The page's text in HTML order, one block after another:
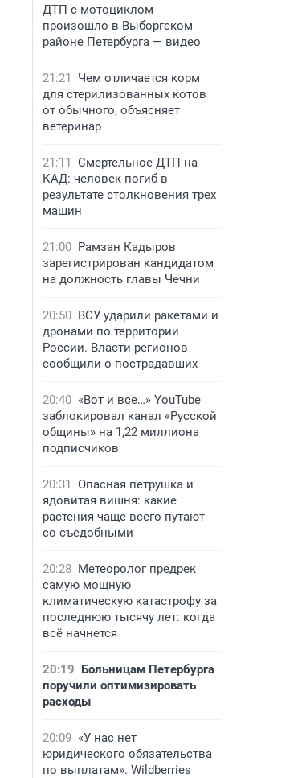
ДТП с мотоциклом
произошло в Выборгском
районе Петербурга — видео
21:21
Чем отличается корм
для стерилизованных котов
от обычного, объясняет
ветеринар
21:11 Смертельное ДТП на
КАД: человек погиб в
результате столкновения трех
машин
21:00 Рамзан Кадыров
зарегистрирован кандидатом
на должность главы Чечни
20:50 ВСУ ударили ракетами и
дронами по территории
России. Власти регионов
сообщили о пострадавших
20:40 «Вот и все…» YouTube
заблокировал канал «Русской
общины» на 1,22 миллиона
подписчиков
20:31 Опасная петрушка и
ядовитая вишня: какие
растения чаще всего путают
со съедобными
20:28 Метеоролог предрек
самую мощную
климатическую катастрофу за
последнюю тысячу лет: когда
всё начнется
20:19 Больницам Петербурга
поручили оптимизировать
расходы
20:09 «У нас нет
юридического обязательства
по выплатам». Wildberries